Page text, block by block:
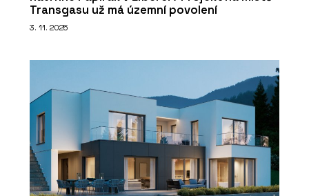
Transgasu už má územní povolení
3. 11. 2025